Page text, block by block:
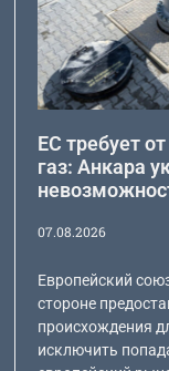
ЕС требует
газ: Анкара
07.08.2026
Европейский
стороне
происхождения
исключить